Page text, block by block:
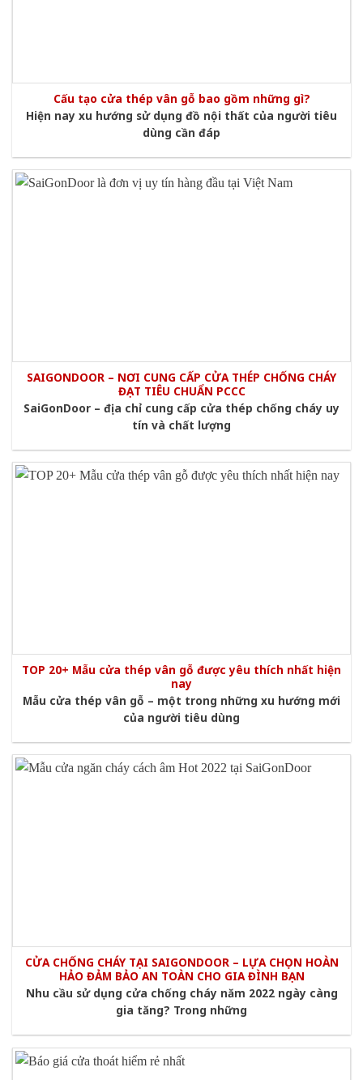
Cấu tạo cửa thép vân gỗ bao gồm những gì?
Hiện nay xu hướng sử dụng đồ nội thất của người tiêu
dùng cần đáp
SAIGONDOOR – NƠI CUNG CẤP CỬA THÉP CHỐNG CHÁY
ĐẠT TIÊU CHUẨN PCCC
SaiGonDoor – địa chỉ cung cấp cửa thép chống cháy uy
tín và chất lượng
TOP 20+ Mẫu cửa thép vân gỗ được yêu thích nhất hiện
nay
Mẫu cửa thép vân gỗ – một trong những xu hướng mới
của người tiêu dùng
CỬA CHỐNG CHÁY TẠI SAIGONDOOR – LỰA CHỌN HOÀN
HẢO ĐẢM BẢO AN TOÀN CHO GIA ĐÌNH BẠN
Nhu cầu sử dụng cửa chống cháy năm 2022 ngày càng
gia tăng? Trong những